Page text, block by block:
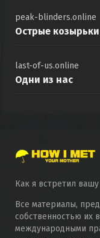
peak-blinders.online
Острые козырьки
last-of-us.online
Одни из нас
Как я встретил
Все материалы,
собственностью их
международными